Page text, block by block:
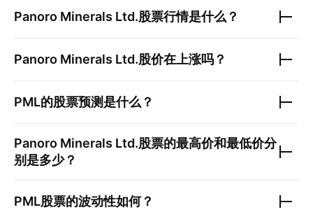
Panoro Minerals Ltd.股票行情是什么？
Panoro Minerals Ltd.股价在上涨吗？
PML的股票预测是什么？
Panoro Minerals Ltd.股票的最高价和最低价分
别是多少？
PML股票的波动性如何？